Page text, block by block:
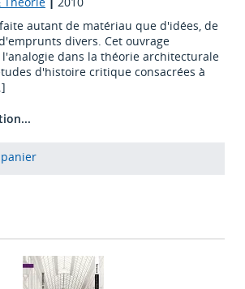
autant de matériau que d'idées, de
divers. Cet ouvrage
dans la théorie architecturale
d'histoire critique consacrées à